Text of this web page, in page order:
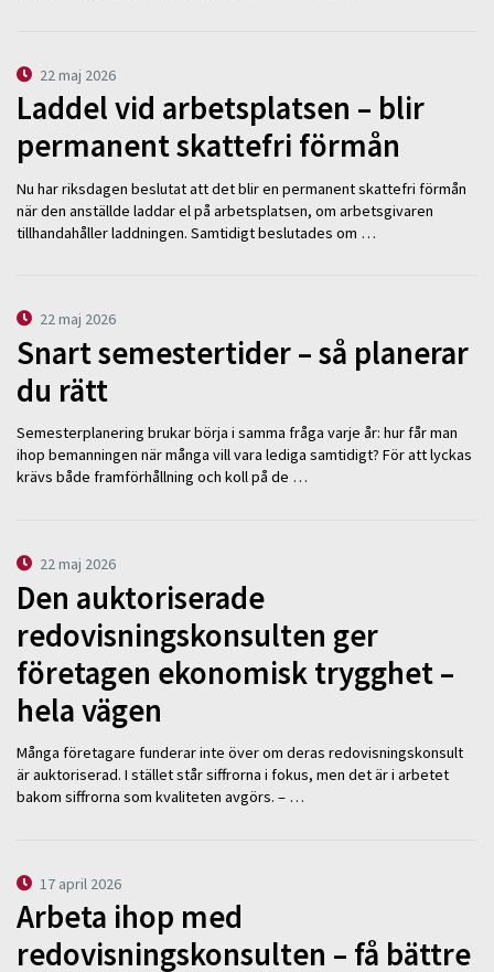
22 maj 2026
Laddel vid arbetsplatsen – blir
permanent skattefri förmån
Nu har riksdagen beslutat att det blir en permanent skattefri förmån
när den anställde laddar el på arbetsplatsen, om arbetsgivaren
tillhandahåller laddningen. Samtidigt beslutades om …
22 maj 2026
Snart semestertider – så planerar
du rätt
Semesterplanering brukar börja i samma fråga varje år: hur får man
ihop bemanningen när många vill vara lediga samtidigt? För att lyckas
krävs både framförhållning och koll på de …
22 maj 2026
Den auktoriserade
redovisningskonsulten ger
företagen ekonomisk trygghet –
hela vägen
Många företagare funderar inte över om deras redovisningskonsult
är auktoriserad. I stället står siffrorna i fokus, men det är i arbetet
bakom siffrorna som kvaliteten avgörs. – …
17 april 2026
Arbeta ihop med
redovisningskonsulten – få bättre